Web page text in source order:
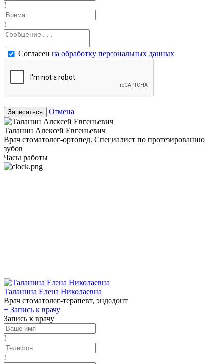
!
!
Согласен на обработку персональных данных
Записаться Отмена
Таланин Алексей Евгеньевич
Врач стоматолог-ортопед. Специалист по протезированию
зубов
Часы работы
Таланина Елена Николаевна
Врач стоматолог-терапевт, эндодонт
+ Запись к врачу
Запись к врачу
!
!